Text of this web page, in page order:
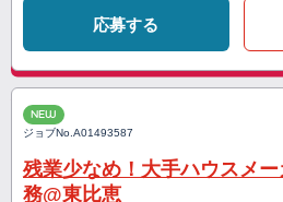
応募する
NEW
ジョブNo.A01493587
残業少なめ！大手ハウスメ
務@東比恵